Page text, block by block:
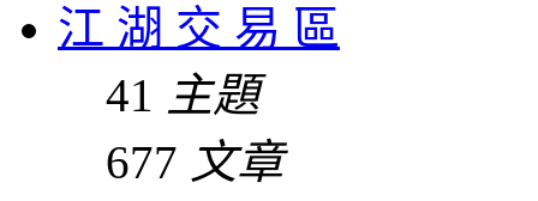
江 湖 交 易 區
41
主題
677 文章